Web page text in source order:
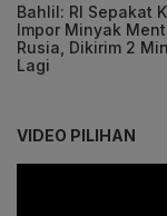
Bahlil: RI Sepakat
Impor Minyak
Rusia, Dikirim 2
Lagi
VIDEO PILIHAN